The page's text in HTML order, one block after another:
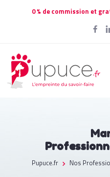
0 % de commission et
Pupuce.fr Nos